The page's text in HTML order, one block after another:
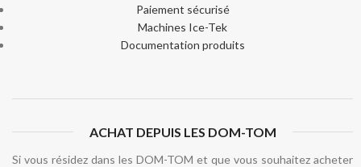
Paiement sécurisé
Machines Ice-Tek
Documentation produits
ACHAT DEPUIS LES DOM-TOM
Si vous résidez dans les DOM-TOM et que vous souhaitez acheter